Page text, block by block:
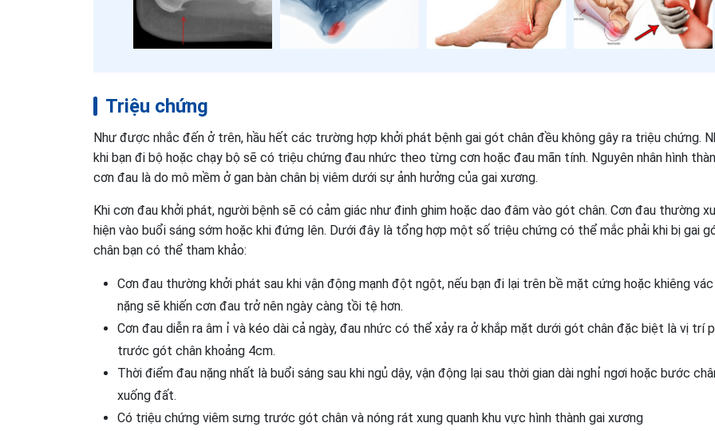
Triệu chứng
Như được nhắc đến ở trên, hầu hết các trường hợp khởi phát bệnh gai gót chân đều không gây ra triệu chứng.
khi bạn đi bộ hoặc chạy bộ sẽ có triệu chứng đau nhức theo từng cơn hoặc đau mãn tính. Nguyên nhân hình
cơn đau là do mô mềm ở gan bàn chân bị viêm dưới sự ảnh hưởng của gai xương.
Khi cơn đau khởi phát, người bệnh sẽ có cảm giác như đinh ghim hoặc dao đâm vào gót chân. Cơn đau thường
hiện vào buổi sáng sớm hoặc khi đứng lên. Dưới đây là tổng hợp một số triệu chứng có thể mắc phải khi bị gai
chân bạn có thể tham khảo:
Cơn đau thường khởi phát sau khi vận động mạnh đột ngột, nếu bạn đi lại trên bề mặt cứng hoặc khiêng
nặng sẽ khiến cơn đau trở nên ngày càng tồi tệ hơn.
Cơn đau diễn ra âm ỉ và kéo dài cả ngày, đau nhức có thể xảy ra ở khắp mặt dưới gót chân đặc biệt là vị trí
trước gót chân khoảng 4cm.
Thời điểm đau nặng nhất là buổi sáng sau khi ngủ dậy, vận động lại sau thời gian dài nghỉ ngơi hoặc bước
xuống đất.
Có triệu chứng viêm sưng trước gót chân và nóng rát xung quanh khu vực hình thành gai xương